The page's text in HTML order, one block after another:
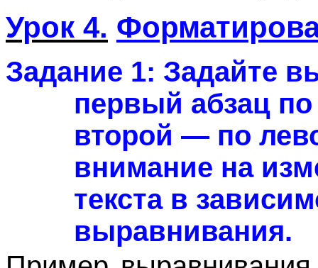
Урок 4.
Задание 1: Задайте
первый абзац
второй — по
внимание на
текста в
выравнивания.